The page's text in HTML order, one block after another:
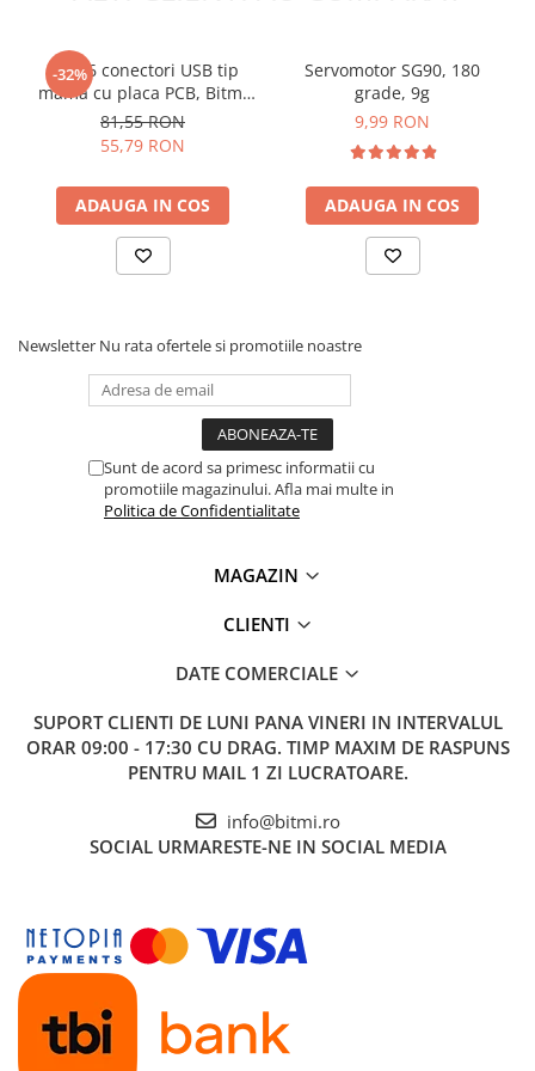
Ce contine cutia?
1x Mini pompa de apa submersibila
-32%
Set 16 conectori USB tip
mama cu placa PCB, Bitmi
12319
81,55 RON
55,79 RON
ADAUGA IN COS
Servomotor SG90, 180
grade, 9g
9,99 RON
ADAUGA IN COS
Newsletter Nu rata ofertele si promotiile noastre
Sunt de acord sa primesc informatii cu
promotiile magazinului. Afla mai multe in
Politica de Confidentialitate
MAGAZIN
CLIENTI
DATE COMERCIALE
SUPORT CLIENTI DE LUNI PANA VINERI IN INTERVALUL
ORAR 09:00 - 17:30 CU DRAG. TIMP MAXIM DE RASPUNS
PENTRU MAIL 1 ZI LUCRATOARE.
info@bitmi.ro
SOCIAL URMARESTE-NE IN SOCIAL MEDIA